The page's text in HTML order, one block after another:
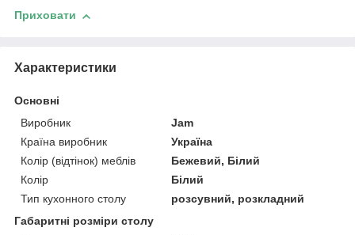
Приховати
Характеристики
Основні
Виробник
Jam
Країна виробник
Україна
Колір (відтінок) меблів
Бежевий, Білий
Колір
Білий
Тип кухонного столу
розсувний, розкладний
Габаритні розміри столу